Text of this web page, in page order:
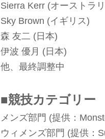
Sierra Kerr (オーストラ
Sky Brown (イギリス)
森 友二 (日本)
伊波 優月 (日本)
他、最終調整中
■競技カテゴリー
メンズ部門 (提供：
ウィメンズ部門 (提供：